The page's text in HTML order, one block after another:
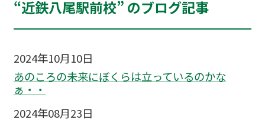
“近鉄八尾駅前校” のブログ記事
2024年10月10日
あのころの未来にぼくらは立っているのかな
ぁ・・
2024年08月23日